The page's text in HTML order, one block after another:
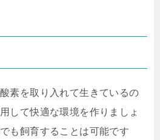
素を取り入れて生きているの
して快適な環境を作りましょ
も飼育することは可能です